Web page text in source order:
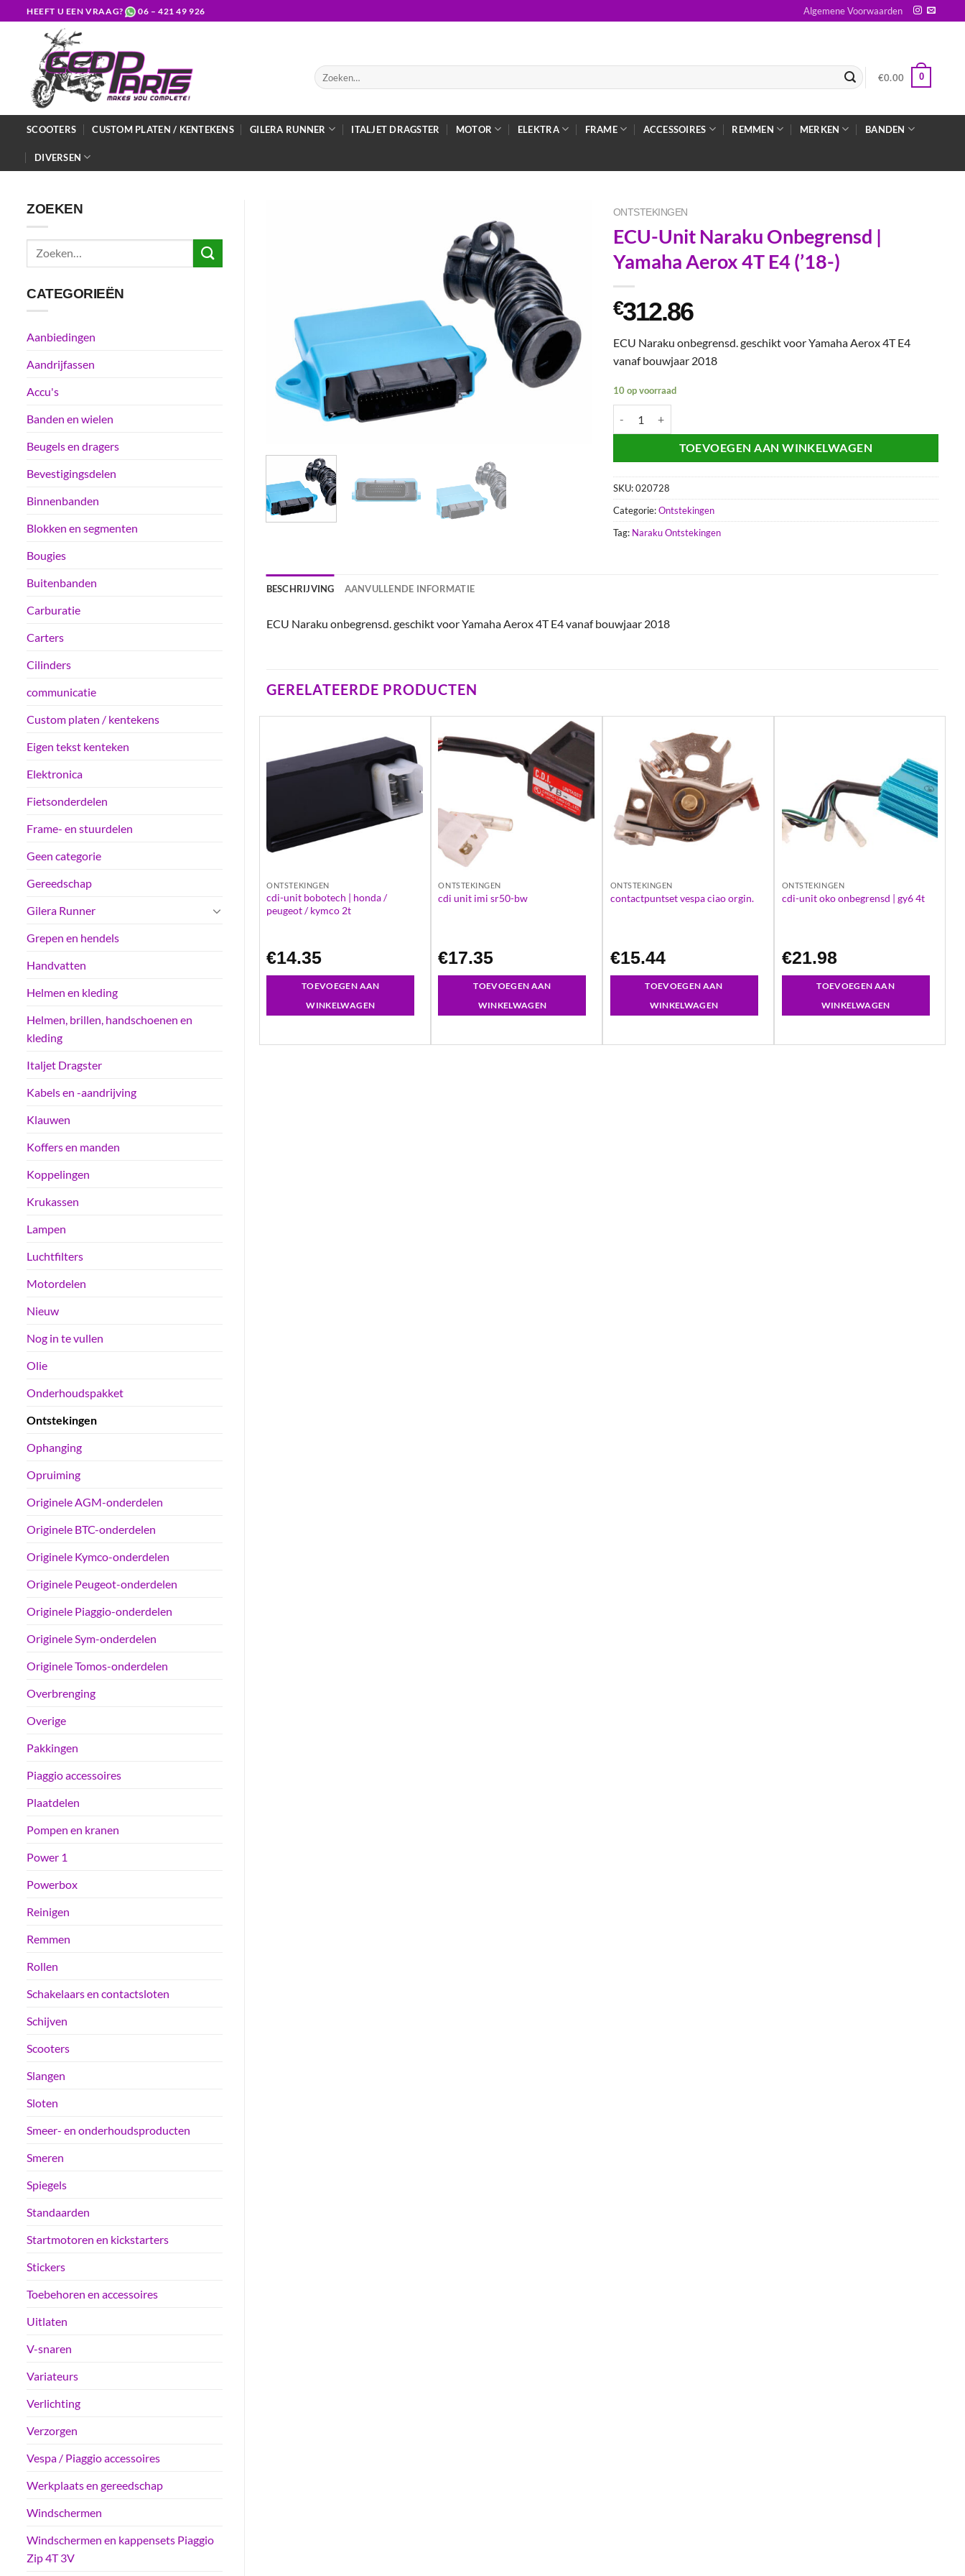
naar
HEEFT U EEN VRAAG? 06 – 421 49 926 Algemene Voorwaarden
Zoeken
naar:
€0.00 0
SCOOTERS CUSTOM PLATEN / KENTEKENS GILERA RUNNER ITALJET DRAGSTER MOTOR ELEKTRA FRAME ACCESSOIRES REMMEN MERKEN BANDEN
DIVERSEN
ZOEKEN
Zoeken
CATEGORIEËN
Aanbiedingen
Aandrijfassen
Accu's
Banden en wielen
Beugels en dragers
Bevestigingsdelen
Binnenbanden
Blokken en segmenten
Bougies
Buitenbanden
Carburatie
Carters
Cilinders
communicatie
Custom platen / kentekens
Eigen tekst kenteken
Elektronica
Fietsonderdelen
Frame- en stuurdelen
Geen categorie
Gereedschap
Gilera Runner
Grepen en hendels
Handvatten
Helmen en kleding
Helmen, brillen, handschoenen en
kleding
Italjet Dragster
Kabels en -aandrijving
Klauwen
Koffers en manden
Koppelingen
Krukassen
Lampen
Luchtfilters
Motordelen
Nieuw
Nog in te vullen
Olie
Onderhoudspakket
Ontstekingen
Ophanging
Opruiming
Originele AGM-onderdelen
Originele BTC-onderdelen
Originele Kymco-onderdelen
Originele Peugeot-onderdelen
Originele Piaggio-onderdelen
Originele Sym-onderdelen
Originele Tomos-onderdelen
Overbrenging
Overige
Pakkingen
Piaggio accessoires
Plaatdelen
Pompen en kranen
Power 1
Powerbox
Reinigen
Remmen
Rollen
Schakelaars en contactsloten
Schijven
Scooters
Slangen
Sloten
Smeer- en onderhoudsproducten
Smeren
Spiegels
Standaarden
Startmotoren en kickstarters
Stickers
Toebehoren en accessoires
Uitlaten
V-snaren
Variateurs
Verlichting
Verzorgen
Vespa / Piaggio accessoires
Werkplaats en gereedschap
Windschermen
Windschermen en kappensets Piaggio
Zip 4T 3V
ONTSTEKINGEN
ECU-Unit Naraku Onbegrensd |
Yamaha Aerox 4T E4 (’18-)
€312.86
ECU Naraku onbegrensd. geschikt voor Yamaha Aerox 4T E4
vanaf bouwjaar 2018
10 op voorraad
TOEVOEGEN AAN WINKELWAGEN
SKU:020728
Categorie:Ontstekingen
Tag: Naraku Ontstekingen
BESCHRIJVING AANVULLENDE INFORMATIE
ECU Naraku onbegrensd. geschikt voor Yamaha Aerox 4T E4 vanaf bouwjaar 2018
GERELATEERDE PRODUCTEN
ONTSTEKINGEN
cdi-unit bobotech | honda /
peugeot / kymco 2t
€14.35
TOEVOEGEN AAN
WINKELWAGEN
ONTSTEKINGEN
cdi unit imi sr50-bw
€17.35
TOEVOEGEN AAN
WINKELWAGEN
ONTSTEKINGEN
contactpuntset vespa ciao orgin.
€15.44
TOEVOEGEN AAN
WINKELWAGEN
ONTSTEKINGEN
cdi-unit oko onbegrensd | gy6 4t
€21.98
TOEVOEGEN AAN
WINKELWAGEN